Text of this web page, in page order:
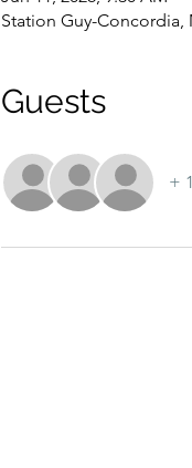
Station Guy-Concordia,
Guests
+